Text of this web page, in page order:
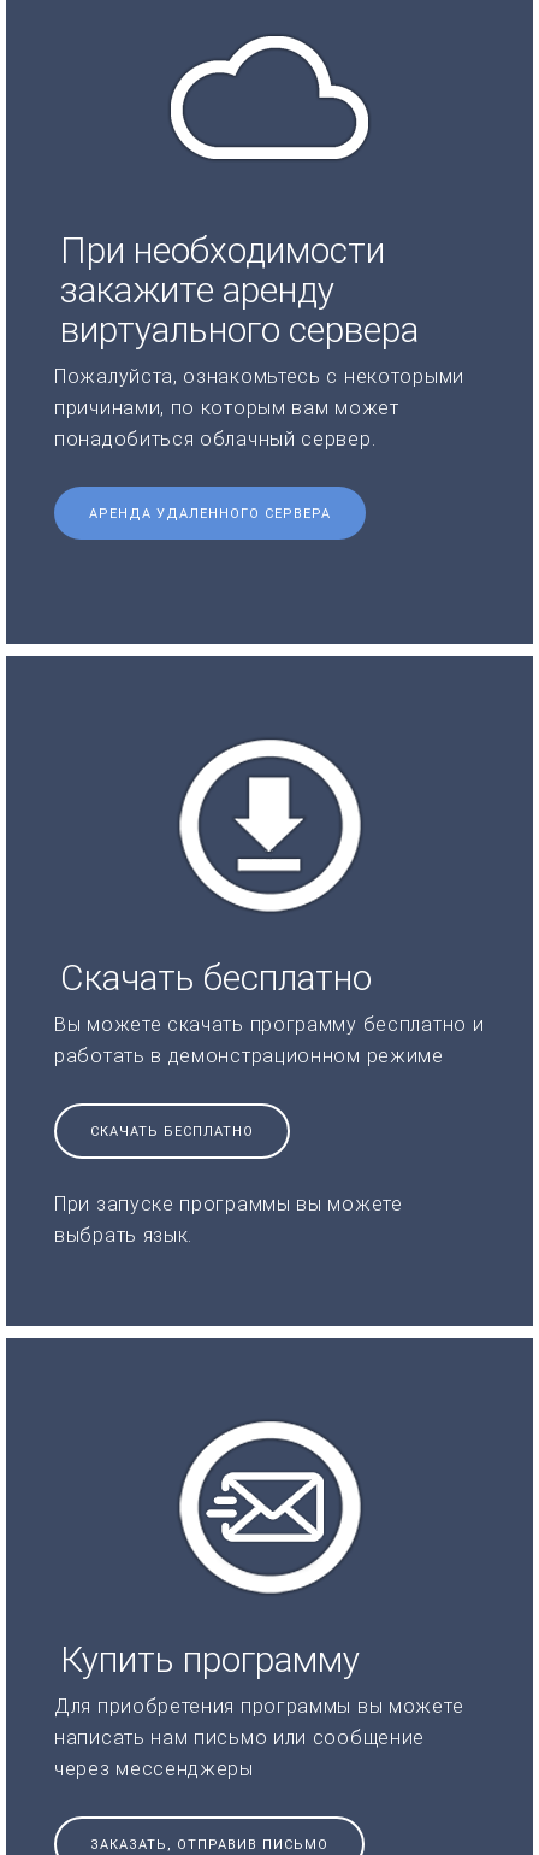
При необходимости
закажите аренду
виртуального сервера
Пожалуйста, ознакомьтесь с некоторыми
причинами, по которым вам может
понадобиться облачный сервер.
АРЕНДА УДАЛЕННОГО СЕРВЕРА
Скачать бесплатно
Вы можете скачать программу бесплатно и
работать в демонстрационном режиме
СКАЧАТЬ БЕСПЛАТНО
При запуске программы вы можете
выбрать язык.
Купить программу
Для приобретения программы вы можете
написать нам письмо или сообщение
через мессенджеры
ЗАКАЗАТЬ, ОТПРАВИВ ПИСЬМО